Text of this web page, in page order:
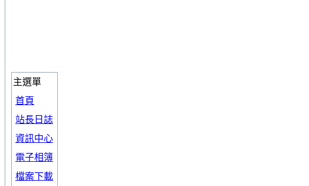
主選單
首頁
站長日誌
資訊中心
電子相簿
檔案下載